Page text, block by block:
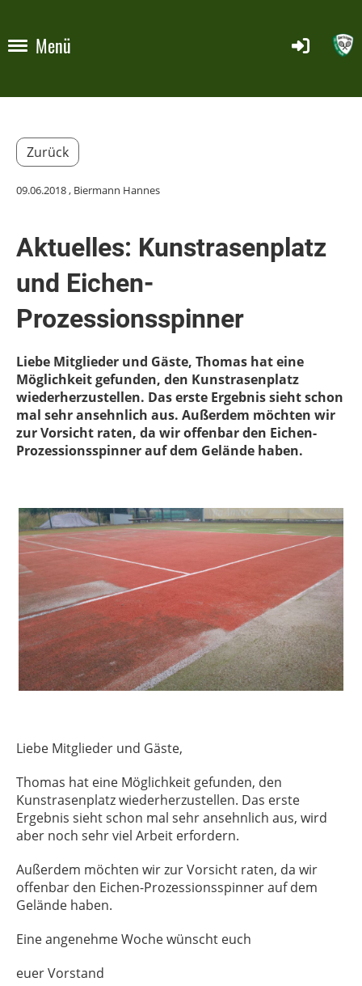
Menü
Zurück
09.06.2018, Biermann Hannes
Aktuelles: Kunstrasenplatz
und Eichen-
Prozessionsspinner
Liebe Mitglieder und Gäste, Thomas hat eine
Möglichkeit gefunden, den Kunstrasenplatz
wiederherzustellen. Das erste Ergebnis sieht schon
mal sehr ansehnlich aus. Außerdem möchten wir
zur Vorsicht raten, da wir offenbar den Eichen-
Prozessionsspinner auf dem Gelände haben.
Liebe Mitglieder und Gäste,
Thomas hat eine Möglichkeit gefunden, den
Kunstrasenplatz wiederherzustellen. Das erste
Ergebnis sieht schon mal sehr ansehnlich aus, wird
aber noch sehr viel Arbeit erfordern.
Außerdem möchten wir zur Vorsicht raten, da wir
offenbar den Eichen-Prozessionsspinner auf dem
Gelände haben.
Eine angenehme Woche wünscht euch
euer Vorstand